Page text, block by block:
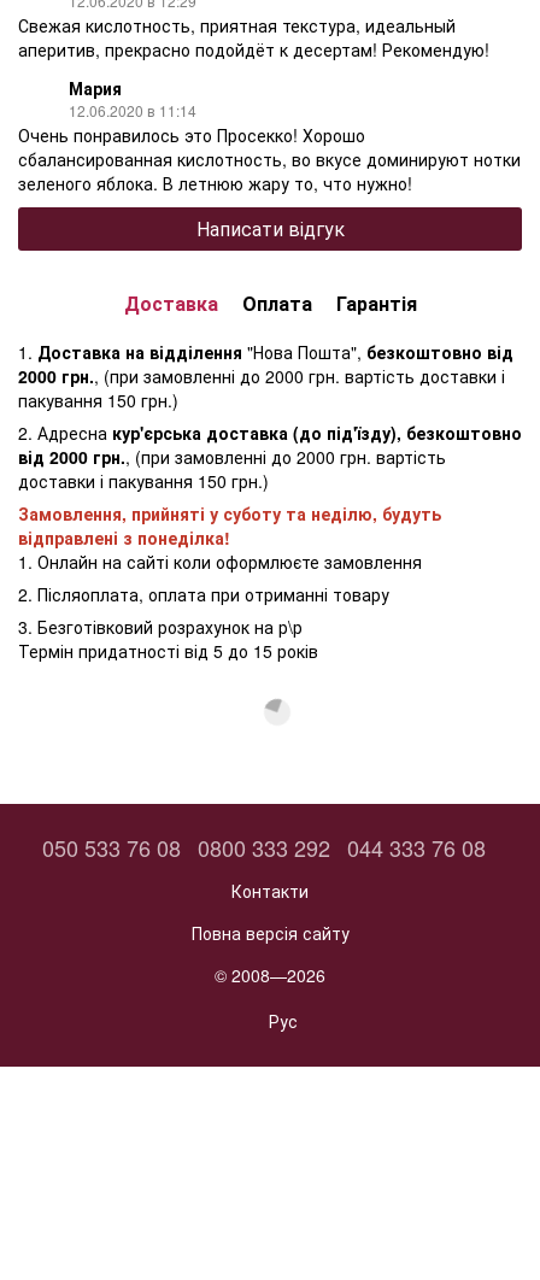
Свежая кислотность, приятная текстура, идеальный
аперитив, прекрасно подойдёт к десертам! Рекомендую!
Мария
12.06.2020 в 11:14
Очень понравилось это Просекко! Хорошо
сбалансированная кислотность, во вкусе доминируют нотки
зеленого яблока. В летнюю жару то, что нужно!
Написати відгук
Доставка Оплата Гарантія
1. Доставка на відділення "Нова Пошта", безкоштовно від
2000 грн., (при замовленні до 2000 грн. вартість доставки і
пакування 150 грн.)
2. Адресна кур'єрська доставка (до під'їзду), безкоштовно
від 2000 грн., (при замовленні до 2000 грн. вартість
доставки і пакування 150 грн.)
Замовлення, прийняті у суботу та неділю, будуть
відправлені з понеділка!
1. Онлайн на сайті коли оформлюєте замовлення
2. Післяоплата, оплата при отриманні товару
3. Безготівковий розрахунок на р\р
Термін придатності від 5 до 15 років
050 533 76 08 0800 333 292 044 333 76 08
Контакти
Повна версія сайту
© 2008—2026
Рус